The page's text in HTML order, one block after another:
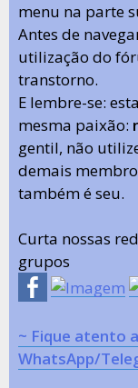
menu na parte
Antes de
utilização do
transtorno.
E lembre-se:
mesma paixão:
gentil, não
demais
também é seu.
Curta nossas
grupos
~ Fique atento
WhatsApp/